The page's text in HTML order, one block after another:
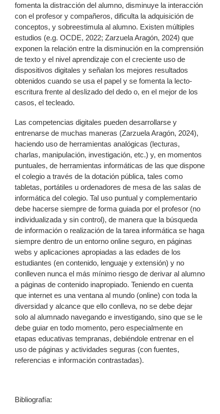
fomenta la distracción del alumno, disminuye la interacción
con el profesor y compañeros, dificulta la adquisición de
conceptos, y sobreestimula al alumno. Existen múltiples
estudios (e.g. OCDE, 2022; Zarzuela Aragón, 2024) que
exponen la relación entre la disminución en la comprensión
de texto y el nivel aprendizaje con el creciente uso de
dispositivos digitales y señalan los mejores resultados
obtenidos cuando se usa el papel y se fomenta la lecto-
escritura frente al deslizado del dedo o, en el mejor de los
casos, el tecleado.
Las competencias digitales pueden desarrollarse y
entrenarse de muchas maneras (Zarzuela Aragón, 2024),
haciendo uso de herramientas analógicas (lecturas,
charlas, manipulación, investigación, etc.) y, en momentos
puntuales, de herramientas informáticas de las que dispone
el colegio a través de la dotación pública, tales como
tabletas, portátiles u ordenadores de mesa de las salas de
informática del colegio. Tal uso puntual y complementario
debe hacerse siempre de forma guiada por el profesor (no
individualizada y sin control), de manera que la búsqueda
de información o realización de la tarea informática se haga
siempre dentro de un entorno online seguro, en páginas
webs y aplicaciones apropiadas a las edades de los
estudiantes (en contenido, lenguaje y extensión) y no
conlleven nunca el más mínimo riesgo de derivar al alumno
a páginas de contenido inapropiado. Teniendo en cuenta
que internet es una ventana al mundo (online) con toda la
diversidad y alcance que ello conlleva, no se debe dejar
solo al alumnado navegando e investigando, sino que se le
debe guiar en todo momento, pero especialmente en
etapas educativas tempranas, debiéndole entrenar en el
uso de páginas y actividades seguras (con fuentes,
referencias e información contrastadas).
Bibliografía: